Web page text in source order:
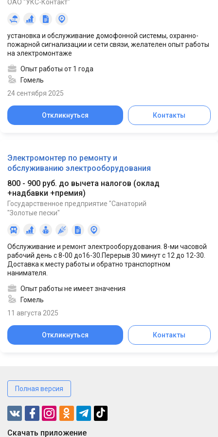
ОАО "УКС-Контакт"
установка и обслуживание домофонной системы, охранно-
пожарной сигнализации и сети связи, желателен опыт работы
на электромонтаже
Опыт работы от 1 года
Гомель
24 сентября 2025
Откликнуться Контакты
Электромонтер по ремонту и
обслуживанию электрооборудования
800 - 900 руб. до вычета налогов (оклад
+надбавки +премия)
Государственное предприятие "Санаторий
"Золотые пески"
Обслуживание и ремонт электрооборудования. 8-ми часовой
рабочий день с 8-00 до16-30.Перерыв 30 минут с 12 до 12-30.
Доставка к месту работы и обратно транспортном
нанимателя.
Опыт работы не имеет значения
Гомель
11 августа 2025
Откликнуться Контакты
Полная версия
Cкачать приложение